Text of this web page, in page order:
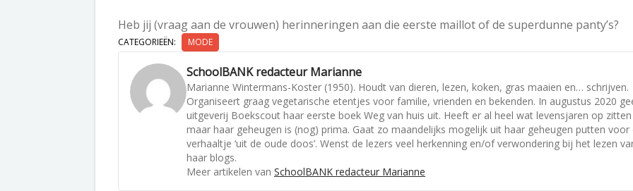
Heb jij (vraag aan de vrouwen) herinneringen aan die eerste maillot of de superdunne panty’s?
CATEGORIEËN: MODE
SchoolBANK redacteur Marianne
Marianne Wintermans-Koster (1950). Houdt van dieren, lezen, koken, gras maaien en… schrijven.
Organiseert graag vegetarische etentjes voor familie, vrienden en bekenden. In augustus 2020
uitgeverij Boekscout haar eerste boek Weg van huis uit. Heeft er al heel wat levensjaren op zitten
maar haar geheugen is (nog) prima. Gaat zo maandelijks mogelijk uit haar geheugen putten voor
verhaaltje ‘uit de oude doos’. Wenst de lezers veel herkenning en/of verwondering bij het lezen
haar blogs.
Meer artikelen van SchoolBANK redacteur Marianne